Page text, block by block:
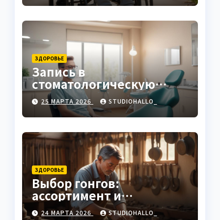
ЗДОРОВЬЕ
Запись в
стоматологическую
клинику
25 МАРТА 2026 STUDIOHALLO_
ЗДОРОВЬЕ
Выбор гонгов:
ассортимент и
характеристики
24 МАРТА 2026 STUDIOHALLO_